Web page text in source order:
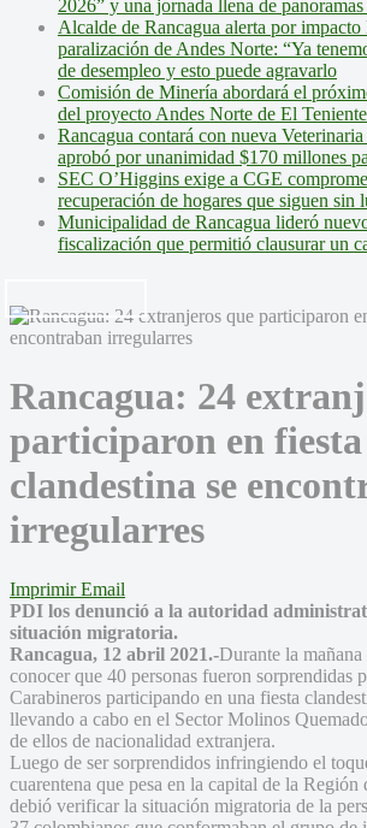
2026” y una jornada llena de
Alcalde de Rancagua alerta por impacto
paralización de Andes Norte: “Ya
de desempleo y esto puede agravarlo
Comisión de Minería abordará el
del proyecto Andes Norte de El Teniente
Rancagua contará con nueva
aprobó por unanimidad $170 millones
SEC O’Higgins exige a CGE
recuperación de hogares que siguen sin
Municipalidad de Rancagua lideró
fiscalización que permitió clausurar un
Rancagua: 24
participaron en fiesta
clandestina se
irregularres
Imprimir Email
PDI los denunció a la autoridad
situación migratoria.
Rancagua, 12 abril 2021.-Durante la mañana
conocer que 40 personas fueron sorprendidas
Carabineros participando en una fiesta
llevando a cabo en el Sector Molinos
de ellos de nacionalidad extranjera.
Luego de ser sorprendidos infringiendo el
cuarentena que pesa en la capital de la
debió verificar la situación migratoria de la